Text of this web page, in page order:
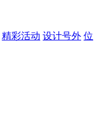
精彩活动 设计号外 位